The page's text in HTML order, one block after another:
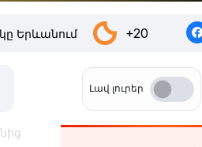
Երևանում +20
Լավ լուրեր